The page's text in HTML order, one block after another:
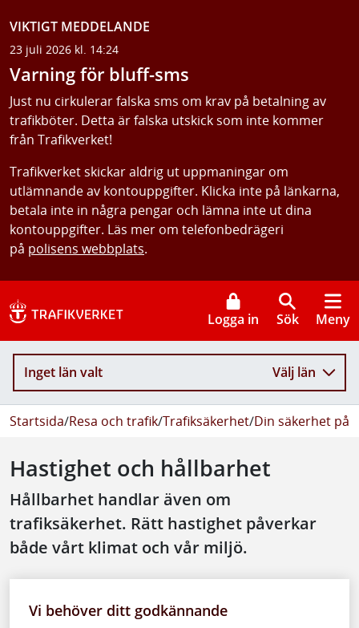
VIKTIGT MEDDELANDE
23 juli 2026 kl. 14:24
Varning för bluff-sms
Just nu cirkulerar falska sms om krav på betalning av
trafikböter. Detta är falska utskick som inte kommer
från Trafikverket!
Trafikverket skickar aldrig ut uppmaningar om
utlämnande av kontouppgifter. Klicka inte på länkarna,
betala inte in några pengar och lämna inte ut dina
kontouppgifter. Läs mer om telefonbedrägeri
på polisens webbplats.
Logga in Sök Meny
Inget län valt Välj län
Startsida/Resa och trafik/Trafiksäkerhet/Din säkerhet på
Hastighet och hållbarhet
Hållbarhet handlar även om
trafiksäkerhet. Rätt hastighet påverkar
både vårt klimat och vår miljö.
Vi behöver ditt godkännande